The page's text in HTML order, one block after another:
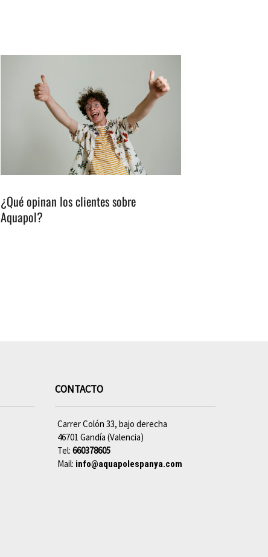
¿Qué opinan los clientes sobre
Aquapol?
CONTACTO
Carrer Colón 33, bajo derecha
46701 Gandía (Valencia)
Tel: 660378605
Mail: info@aquapolespanya.com